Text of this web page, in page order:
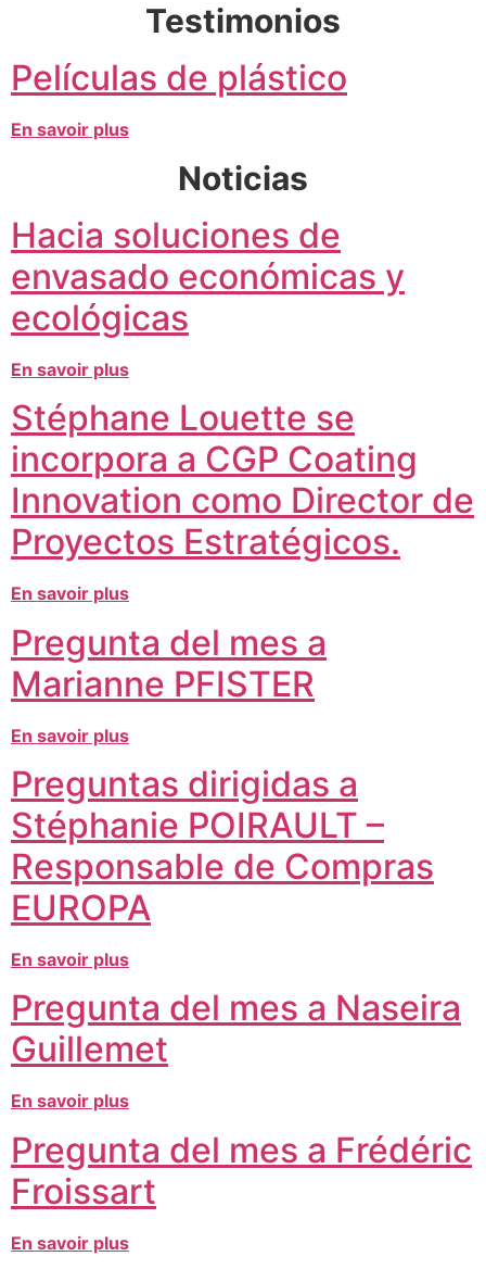
Testimonios
Películas de plástico
En savoir plus
Noticias
Hacia soluciones de
envasado económicas y
ecológicas
En savoir plus
Stéphane Louette se
incorpora a CGP Coating
Innovation como Director de
Proyectos Estratégicos.
En savoir plus
Pregunta del mes a
Marianne PFISTER
En savoir plus
Preguntas dirigidas a
Stéphanie POIRAULT –
Responsable de Compras
EUROPA
En savoir plus
Pregunta del mes a Naseira
Guillemet
En savoir plus
Pregunta del mes a Frédéric
Froissart
En savoir plus